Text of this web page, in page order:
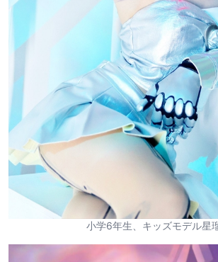
小学6年生、キッズモデル星